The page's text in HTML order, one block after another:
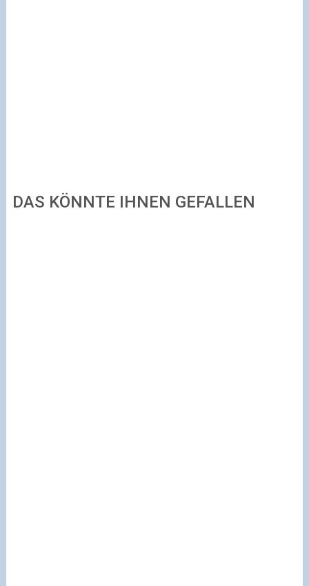
DAS KÖNNTE IHNEN GEFALLEN